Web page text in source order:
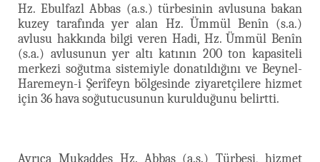
Hz. Ebulfazl Abbas (a.s.) türbesinin avlusuna bakan
kuzey tarafında yer alan Hz. Ümmül Benîn (s.a.)
avlusu hakkında bilgi veren Hadi, Hz. Ümmül Benîn
(s.a.) avlusunun yer altı katının 200 ton kapasiteli
merkezi soğutma sistemiyle donatıldığını ve Beynel-
Haremeyn-i Şerîfeyn bölgesinde ziyaretçilere hizmet
için 36 hava soğutucusunun kurulduğunu belirtti.
Ayrıca Mukaddes Hz. Abbas (a.s.) Türbesi, hizmet